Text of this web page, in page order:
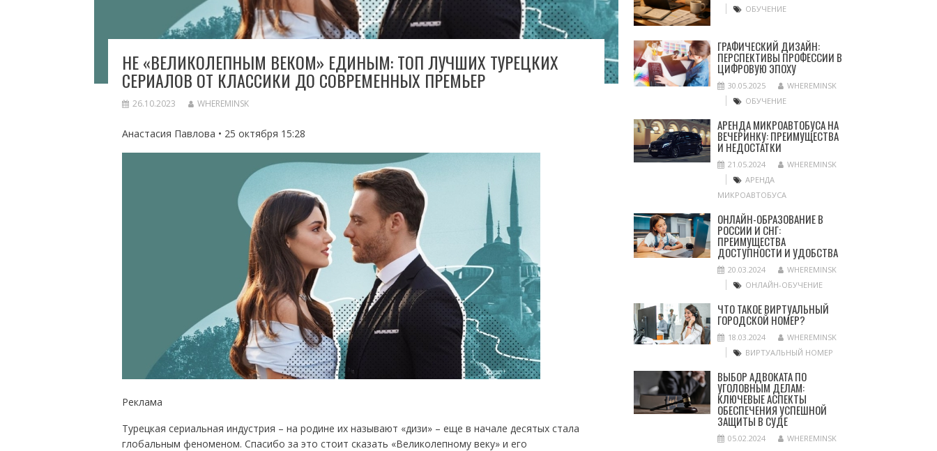
НЕ «ВЕЛИКОЛЕПНЫМ ВЕКОМ» ЕДИНЫМ: ТОП ЛУЧШИХ ТУРЕЦКИХ
СЕРИАЛОВ ОТ КЛАССИКИ ДО СОВРЕМЕННЫХ ПРЕМЬЕР
26.10.2023 WHEREMINSK
Анастасия Павлова • 25 октября 15:28
Реклама
Турецкая сериальная индустрия – на родине их называют «дизи» – еще в начале десятых стала
глобальным феноменом. Спасибо за это стоит сказать «Великолепному веку» и его
ОБУЧЕНИЕ
ГРАФИЧЕСКИЙ ДИЗАЙН:
ПЕРСПЕКТИВЫ ПРОФЕССИИ В
ЦИФРОВУЮ ЭПОХУ
30.05.2025
WHEREMINSK
ОБУЧЕНИЕ
АРЕНДА МИКРОАВТОБУСА НА
ВЕЧЕРИНКУ: ПРЕИМУЩЕСТВА
И НЕДОСТАТКИ
21.05.2024
WHEREMINSK
АРЕНДА
МИКРОАВТОБУСА
ОНЛАЙН-ОБРАЗОВАНИЕ В
РОССИИ И СНГ:
ПРЕИМУЩЕСТВА
ДОСТУПНОСТИ И УДОБСТВА
20.03.2024
WHEREMINSK
ОНЛАЙН-ОБУЧЕНИЕ
ЧТО ТАКОЕ ВИРТУАЛЬНЫЙ
ГОРОДСКОЙ НОМЕР?
18.03.2024
WHEREMINSK
ВИРТУАЛЬНЫЙ НОМЕР
ВЫБОР АДВОКАТА ПО
УГОЛОВНЫМ ДЕЛАМ:
КЛЮЧЕВЫЕ АСПЕКТЫ
ОБЕСПЕЧЕНИЯ УСПЕШНОЙ
ЗАЩИТЫ В СУДЕ
05.02.2024 WHEREMINSK